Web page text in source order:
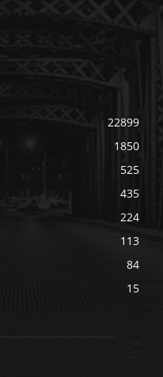
22899
1850
525
435
224
113
84
15